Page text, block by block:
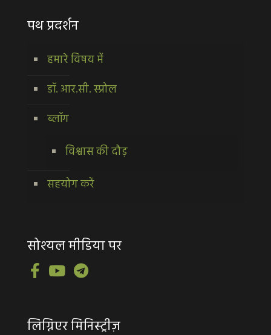
पथ प्रदर्शन
हमारे विषय में
डॉ. आर.सी. स्प्रोल
ब्लॉग
विश्वास की दौड़
सहयोग करें
सोश्यल मीडिया पर
लिग्निएर मिनिस्ट्रीज़